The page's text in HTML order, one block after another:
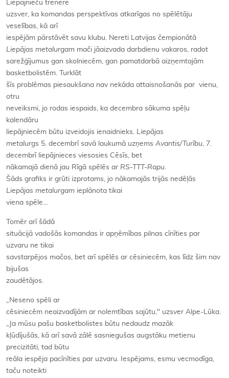
Liepājnieču trenere
uzsver, ka komandas perspektīvas atkarīgas no spēlētāju
veselības, kā arī
iespējām pārstāvēt savu klubu. Nereti Latvijas čempionātā
Liepājas metalurgam mači jāaizvada darbdienu vakaros, radot
sarežģījumus gan skolniecēm, gan pamatdarbā aizņemtajām
basketbolistēm. Turklāt
šīs problēmas piesaukšana nav nekāda attaisnošanās par vienu,
otru
neveiksmi, jo rodas iespaids, ka decembra sākuma spēļu
kalendāru
liepājniecēm būtu izveidojis ienaidnieks. Liepājas
metalurgs 5. decembrī savā laukumā uzņems Avantis/Turību, 7.
decembrī liepājnieces viesosies Cēsīs, bet
nākamajā dienā jau Rīgā spēlēs ar RS-TTT-Rapu.
Šāds grafiks ir grūti izprotams, jo nākamajās trijās nedēļās
Liepājas metalurgam ieplānota tikai
viena spēle…
Tomēr arī šādā
situācijā vadošās komandas ir apņēmības pilnas cīnīties par
uzvaru ne tikai
savstarpējos mačos, bet arī spēlēs ar cēsiniecēm, kas līdz šim nav
bijušas
zaudētājos.
„Neseno spēli ar
cēsiniecēm neaizvadījām ar nolemtības sajūtu," uzsver Alpe-Lūka.
„Ja mūsu pašu basketbolistes būtu nedaudz mazāk
kļūdījušās, kā arī savā zālē sasniegušas augstāku metienu
precizitāti, tad būtu
reāla iespēja pacīnīties par uzvaru. Iespējams, esmu vecmodīga,
taču noteikti